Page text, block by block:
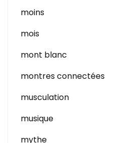
moins
mois
mont blanc
montres connectées
musculation
musique
mythe